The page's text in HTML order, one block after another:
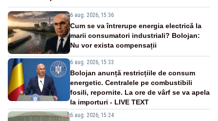
6 aug. 2026, 15:36
Cum se va întrerupe energia electrică la
marii consumatori industriali? Bolojan:
Nu vor exista compensații
6 aug. 2026, 15:33
Bolojan anunță restricțiile de consum
energetic. Centralele pe combustibili
fosili, repornite. La ore de vârf se va apela
la importuri - LIVE TEXT
6 aug. 2026, 15:24